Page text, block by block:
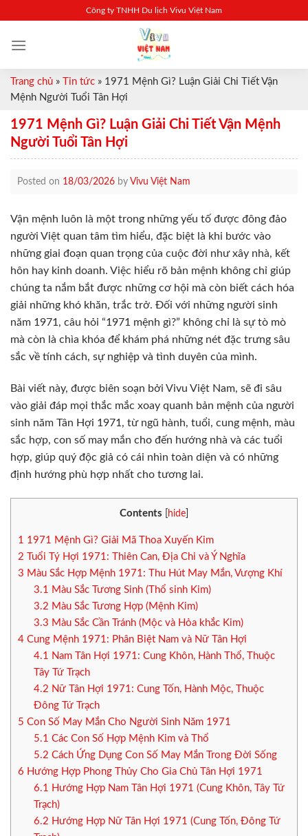
content
Công ty TNHH Du lịch Vivu Việt Nam
Trang chủ » Tin tức » 1971 Mệnh Gì? Luận Giải Chi Tiết Vận
Mệnh Người Tuổi Tân Hợi
1971 Mệnh Gì? Luận Giải Chi Tiết Vận Mệnh
Người Tuổi Tân Hợi
Posted on 18/03/2026 by Vivu Việt Nam
Vận mệnh luôn là một trong những yếu tố được đông đảo
người Việt quan tâm tìm hiểu, đặc biệt là khi bước vào
những giai đoạn quan trọng của cuộc đời như xây nhà, kết
hôn hay kinh doanh. Việc hiểu rõ bản mệnh không chỉ giúp
chúng ta nắm bắt được những cơ hội mà còn biết cách hóa
giải những khó khăn, trắc trở. Đối với những người sinh
năm 1971, câu hỏi “1971 mệnh gì?” không chỉ là sự tò mò
mà còn là chìa khóa để khám phá những nét đặc trưng sâu
sắc về tính cách, sự nghiệp và tình duyên của mình.
Bài viết này, được biên soạn bởi Vivu Việt Nam, sẽ đi sâu
vào giải đáp mọi thắc mắc xoay quanh bản mệnh của người
sinh năm Tân Hợi 1971, từ ngũ hành, tuổi, cung mệnh, màu
sắc hợp, con số may mắn cho đến hướng nhà và các tuổi
hợp, giúp quý độc giả có cái nhìn toàn diện và có những
định hướng phù hợp nhất cho tương lai.
Contents hide
1 1971 Mệnh Gì? Giải Mã Thoa Xuyến Kim
2 Tuổi Tý Hợi 1971: Thiên Can, Địa Chi và Ý Nghĩa
3 Màu Sắc Hợp Mệnh 1971: Thu Hút May Mắn, Vượng Khí
3.1
Màu Sắc Tương Sinh (Thổ sinh Kim)
3.2 Màu Sắc Tương Hợp (Mệnh Kim)
3.3 Màu Sắc Cần Tránh (Mộc và Hỏa khắc Kim)
4 Cung Mệnh 1971: Phân Biệt Nam và Nữ Tân Hợi
4.1
Nam Tân Hợi 1971: Cung Khôn, Hành Thổ, Thuộc
Tây Tứ Trạch
4.2 Nữ Tân Hợi 1971: Cung Tốn, Hành Mộc, Thuộc
Đông Tứ Trạch
5 Con Số May Mắn Cho Người Sinh Năm 1971
5.1 Các Con Số Hợp Mệnh Kim và Thổ
5.2 Cách Ứng Dụng Con Số May Mắn Trong Đời Sống
6 Hướng Hợp Phong Thủy Cho Gia Chủ Tân Hợi 1971
6.1
Hướng Hợp Nam Tân Hợi 1971 (Cung Khôn, Tây Tứ
Trạch)
6.2 Hướng Hợp Nữ Tân Hợi 1971 (Cung Tốn, Đông Tứ